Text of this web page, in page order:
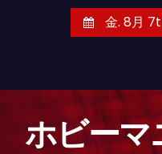
金. 8月
ホビーマ